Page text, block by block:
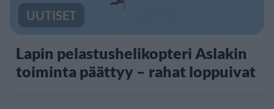
UUTISET
Lapin pelastushelikopteri Aslakin
toiminta päättyy – rahat loppuivat